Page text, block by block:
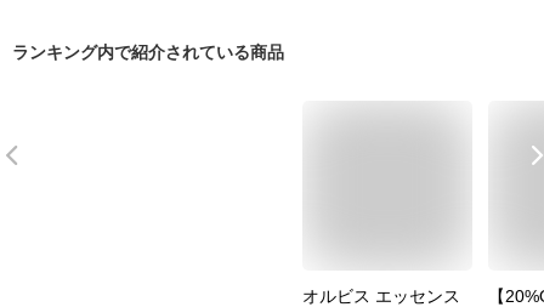
ランキング内で紹介されている商品
オルビス エッセンス
【